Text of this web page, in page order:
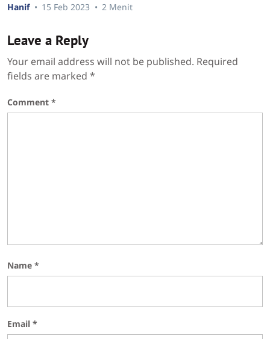
Hanif
15 Feb 2023 2 Menit
Leave a Reply
Your email address will not be published. Required
fields are marked *
Comment *
Name *
Email *